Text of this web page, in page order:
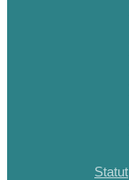
Statut